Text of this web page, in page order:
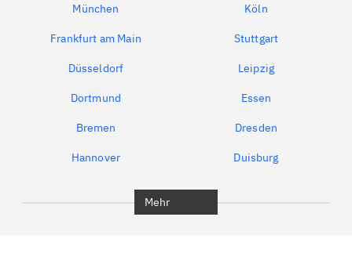
München Köln
Frankfurt am Main Stuttgart
Düsseldorf Leipzig
Dortmund Essen
Bremen Dresden
Hannover Duisburg
Mehr